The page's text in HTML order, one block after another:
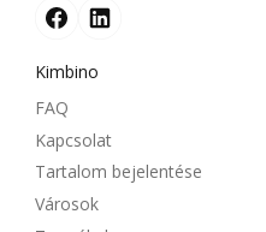
Kimbino
FAQ
Kapcsolat
Tartalom bejelentése
Városok